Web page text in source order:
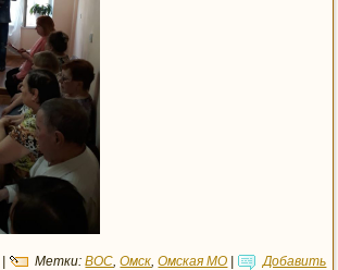
| Метки: ВОС ,Омск ,Омская МО |
Добавить